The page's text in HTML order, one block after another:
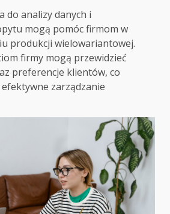
do analizy danych i
mogą pomóc firmom w
produkcji wielowariantowej.
firmy mogą przewidzieć
preferencje klientów, co
zarządzanie